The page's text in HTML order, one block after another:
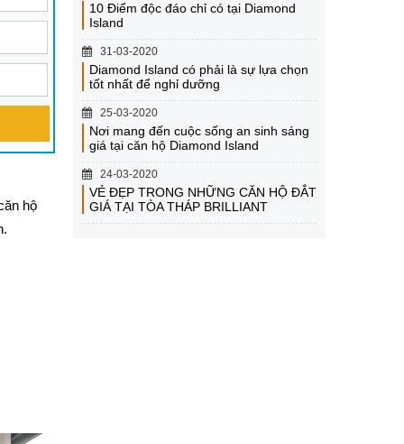
hộ
10 Điểm độc đáo chỉ có tại Diamond
Island
31-03-2020
Diamond Island có phải là sự lựa chọn
tốt nhất để nghỉ dưỡng
25-03-2020
Nơi mang đến cuộc sống an sinh sáng
giá tại căn hộ Diamond Island
24-03-2020
VẺ ĐẸP TRONG NHỮNG CĂN HỘ ĐẮT
GIÁ TẠI TÒA THÁP BRILLIANT